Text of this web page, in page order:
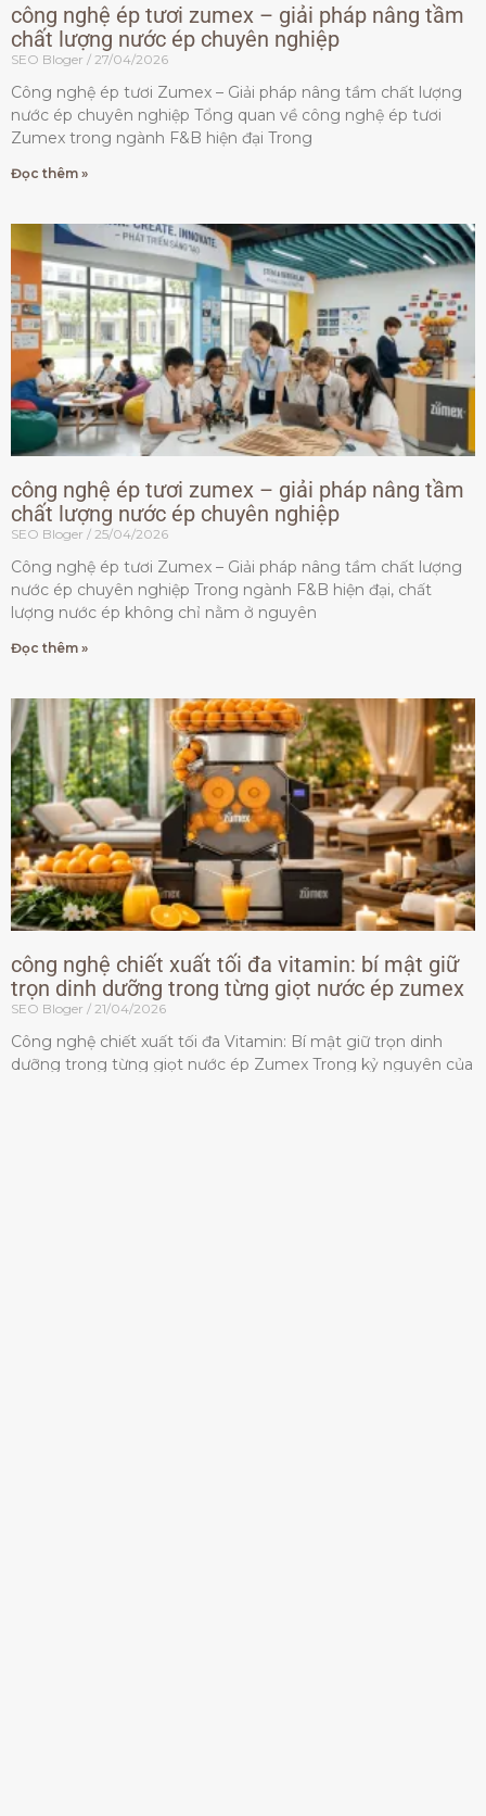
công nghệ ép tươi zumex – giải pháp nâng tầm
chất lượng nước ép chuyên nghiệp
SEO Bloger 27/04/2026
Công nghệ ép tươi Zumex – Giải pháp nâng tầm chất lượng
nước ép chuyên nghiệp Tổng quan về công nghệ ép tươi
Zumex trong ngành F&B hiện đại Trong
Đọc thêm »
công nghệ ép tươi zumex – giải pháp nâng tầm
chất lượng nước ép chuyên nghiệp
SEO Bloger 25/04/2026
Công nghệ ép tươi Zumex – Giải pháp nâng tầm chất lượng
nước ép chuyên nghiệp Trong ngành F&B hiện đại, chất
lượng nước ép không chỉ nằm ở nguyên
Đọc thêm »
công nghệ chiết xuất tối đa vitamin: bí mật giữ
trọn dinh dưỡng trong từng giọt nước ép zumex
SEO Bloger 21/04/2026
Công nghệ chiết xuất tối đa Vitamin: Bí mật giữ trọn dinh
dưỡng trong từng giọt nước ép Zumex Trong kỷ nguyên của